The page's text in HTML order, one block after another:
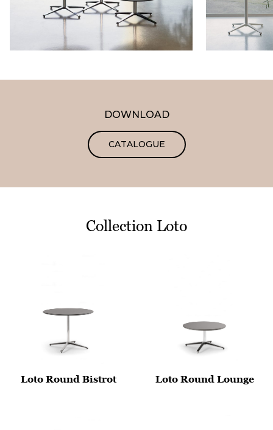
DOWNLOAD
CATALOGUE
Collection Loto
Loto Round Bistrot Loto Round Lounge